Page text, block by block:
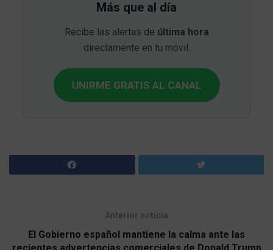
Más que al día
Recibe las alertas de última hora
directamente en tu móvil.
UNIRME GRATIS AL CANAL
Anterior noticia
El Gobierno español mantiene la calma ante las